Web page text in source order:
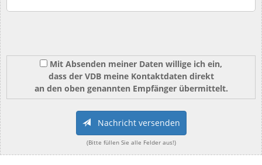
Mit Absenden meiner Daten willige ich ein,
dass der VDB meine Kontaktdaten direkt
an den oben genannten Empfänger übermittelt.
Nachricht versenden
(Bitte füllen Sie alle Felder aus!)